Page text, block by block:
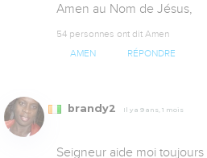
Amen au Nom de Jésus,
54 personnes ont dit Amen
AMEN RÉPONDRE
brandy2 Il y a 9 ans, 1 mois
Seigneur aide moi